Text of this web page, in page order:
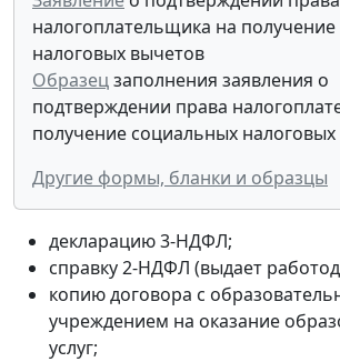
налогоплательщика на
налоговых вычетов
Образецзаполнения заявления о
подтверждении права
получение социальных
Другие формы, бланки и образцы
декларацию 3-НДФЛ;
справку 2-НДФЛ (выдает
копию договора с
учреждением на оказание
услуг;